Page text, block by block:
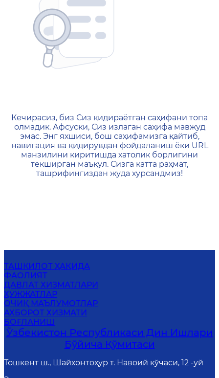
404 — Страница не
Кечирасиз, биз Сиз қидираётган саҳифани топа
олмадик. Афсуски, Сиз излаган саҳифа мавжуд
эмас. Энг яхшиси, бош саҳифамизга қайтиб,
навигация ва қидирувдан фойдаланиш ёки URL
манзилини киритишда хатолик борлигини
текширган маъқул. Сизга катта раҳмат,
ташрифингиздан жуда хурсандмиз!
ТАШКИЛОТ ҲАҚИДА
ФАОЛИЯТ
ДАВЛАТ ХИЗМАТЛАРИ
ҲУЖЖАТЛАР
ОЧИҚ МАЪЛУМОТЛАР
АХБОРОТ ХИЗМАТИ
БОҒЛАНИШ
Ўзбекистон Республикаси Дин Ишлари
Бўйича Қўмитаси
Тошкент ш., Шайхонтоҳур т. Навоий кўчаси, 12 -уй